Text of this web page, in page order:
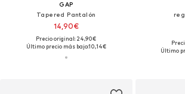
GAP
Tapered Pantalón
14,90€
Precio original: 24,90€
Último precio más bajo:10,14€
Último